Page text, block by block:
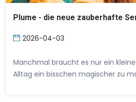
Plume - die neue zauberhafte
2026-04-03
Manchmal braucht es nur ein
Alltag ein bisschen magischer zu